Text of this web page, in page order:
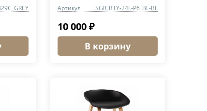
Артикул SGR_BTY-24L-P6_BL-BL
10 000 ₽
В корзину